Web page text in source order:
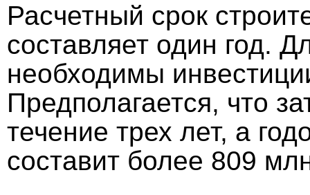
Расчетный срок
составляет один год.
необходимы
Предполагается, что
течение трех лет, а
составит более 809